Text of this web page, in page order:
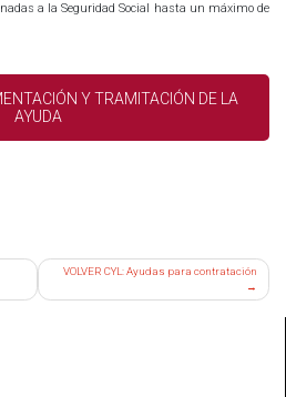
a la Seguridad Social hasta un máximo de
Y TRAMITACIÓN DE LA
AYUDA
VOLVER CYL: Ayudas para contratación